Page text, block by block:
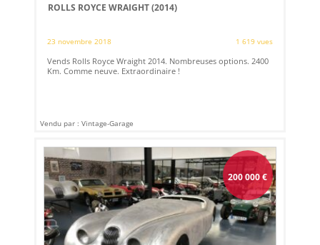
ROLLS ROYCE WRAIGHT (2014)
23 novembre 2018 1 619 vues
Vends Rolls Royce Wraight 2014. Nombreuses options. 2400
Km. Comme neuve. Extraordinaire !
Vendu par : Vintage-Garage
200 000€